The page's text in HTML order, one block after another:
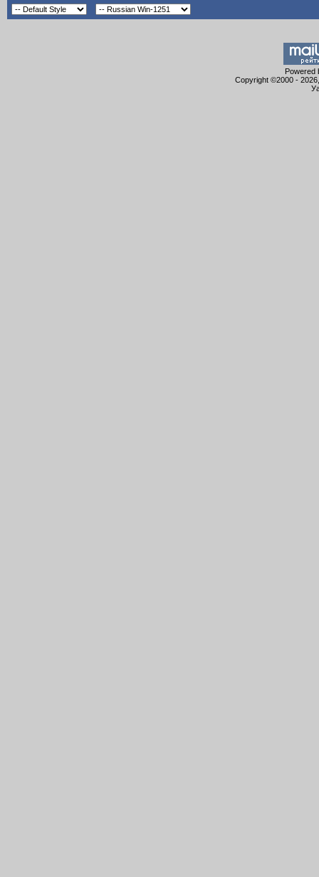
Powered
Copyright ©2000 -